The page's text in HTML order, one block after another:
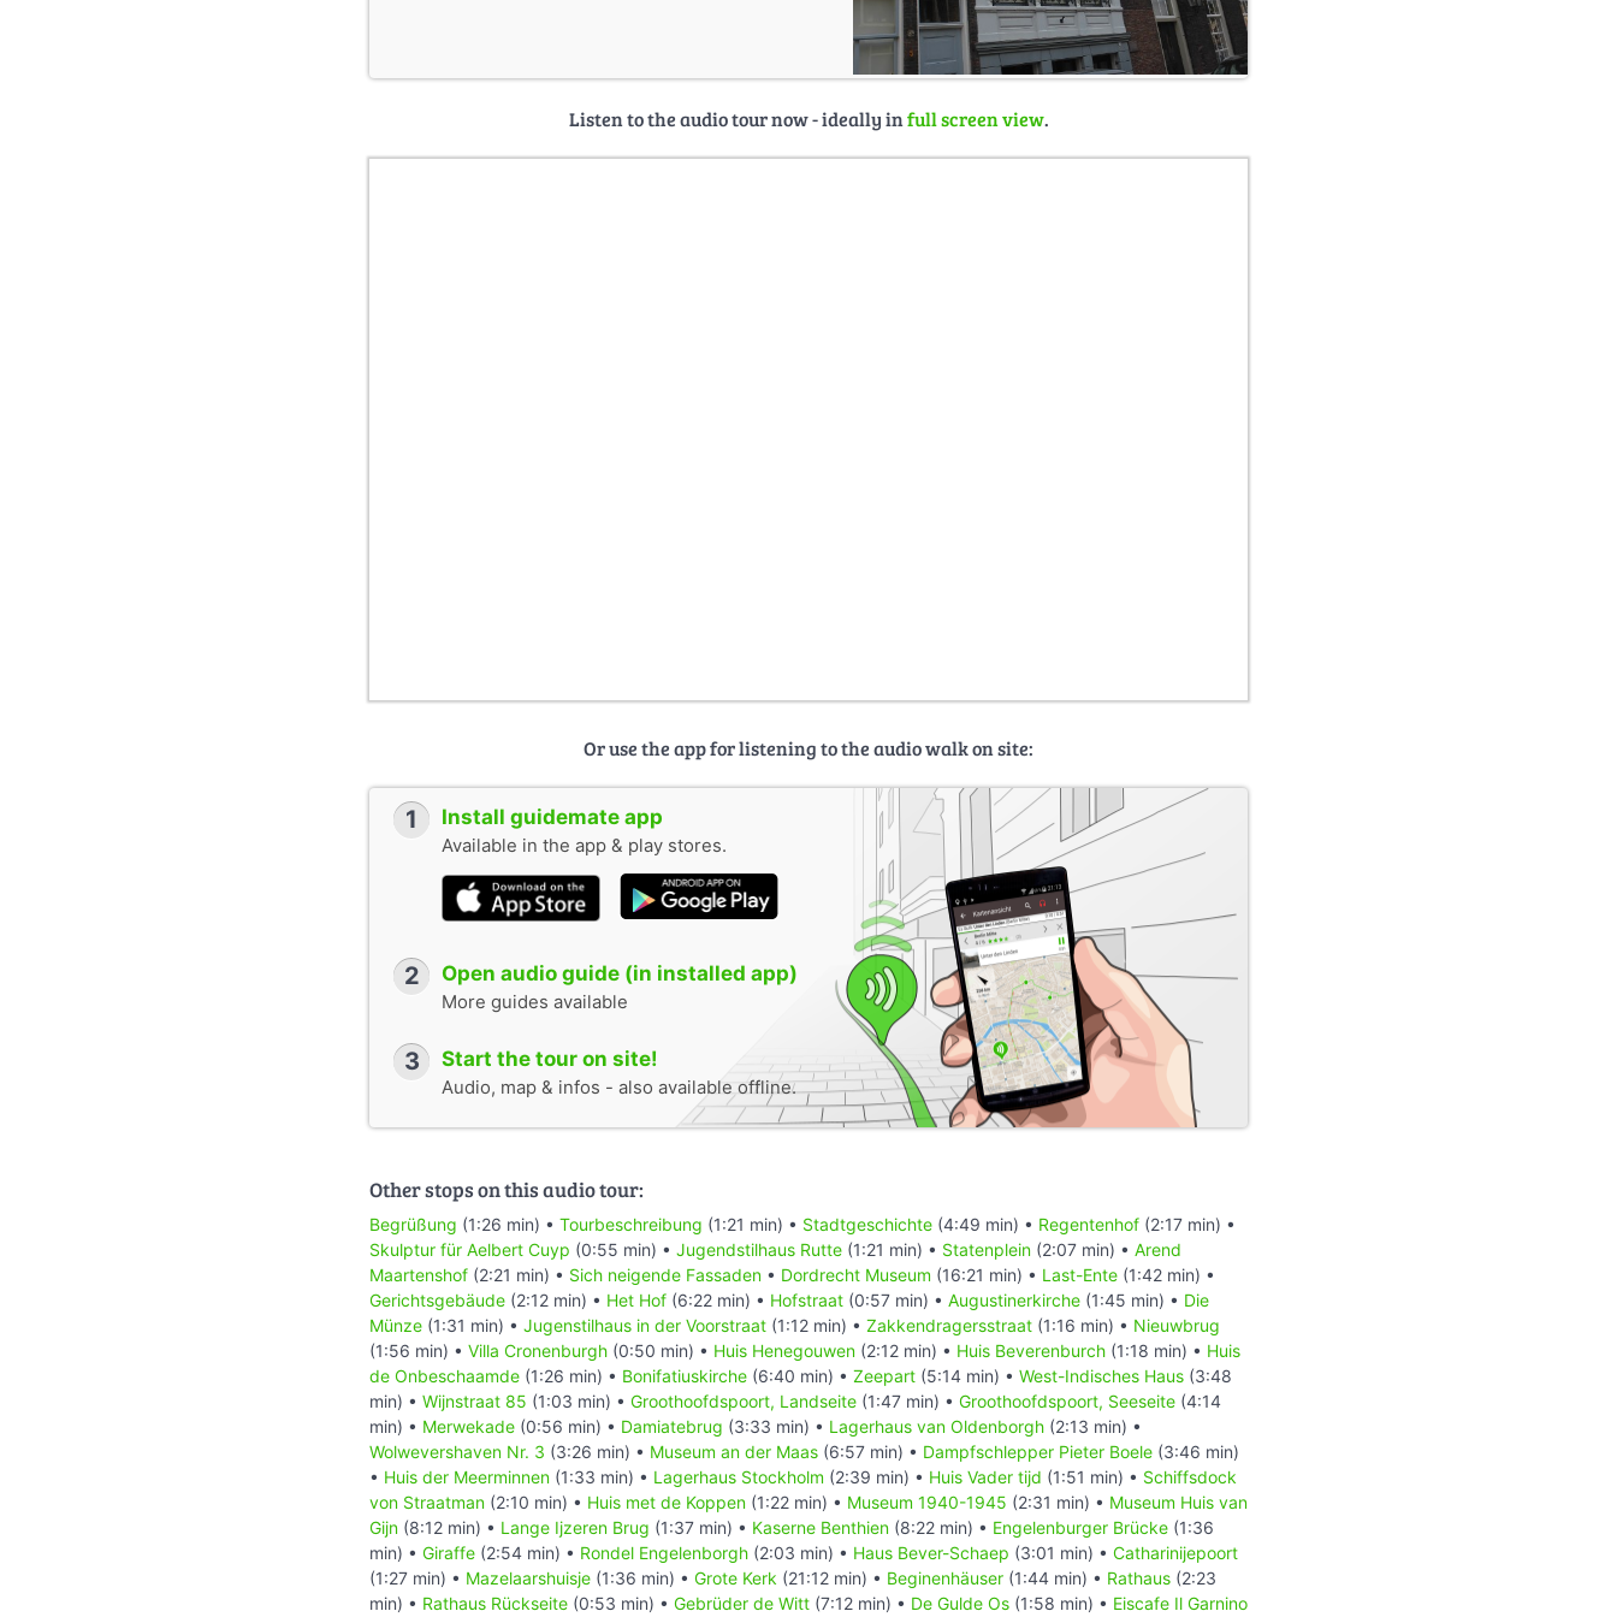
Listen to the audio tour now - ideally infull screen view.
Or use the app for listening to the audio walk on site:
1 Install guidemate app
Available in the app & play stores.
2 Open audio guide (in installed app)
More guides available
3 Start the tour on site!
Audio, map & infos - also available offline.
Other stops on this audio tour:
Begrüßung (1:26 min) • Tourbeschreibung (1:21 min) • Stadtgeschichte (4:49 min) • Regentenhof (2:17 min) •
Skulptur für Aelbert Cuyp (0:55 min) • Jugendstilhaus Rutte (1:21 min) • Statenplein (2:07 min) • Arend
Maartenshof (2:21 min) • Sich neigende Fassaden • Dordrecht Museum (16:21 min) • Last-Ente (1:42 min) •
Gerichtsgebäude (2:12 min) • Het Hof (6:22 min) • Hofstraat (0:57 min) • Augustinerkirche (1:45 min) • Die
Münze (1:31 min) • Jugenstilhaus in der Voorstraat (1:12 min) • Zakkendragersstraat (1:16 min) • Nieuwbrug
(1:56 min) • Villa Cronenburgh (0:50 min) • Huis Henegouwen (2:12 min) • Huis Beverenburch (1:18 min) • Huis
de Onbeschaamde (1:26 min) • Bonifatiuskirche (6:40 min) • Zeepart (5:14 min) • West-Indisches Haus (3:48
min) • Wijnstraat 85 (1:03 min) • Groothoofdspoort, Landseite (1:47 min) • Groothoofdspoort, Seeseite (4:14
min) • Merwekade (0:56 min) • Damiatebrug (3:33 min) • Lagerhaus van Oldenborgh (2:13 min) •
Wolwevershaven Nr. 3 (3:26 min) • Museum an der Maas (6:57 min) • Dampfschlepper Pieter Boele (3:46 min)
• Huis der Meerminnen (1:33 min) • Lagerhaus Stockholm (2:39 min) • Huis Vader tijd (1:51 min) • Schiffsdock
von Straatman (2:10 min) • Huis met de Koppen (1:22 min) • Museum 1940-1945 (2:31 min) • Museum Huis van
Gijn (8:12 min) • Lange Ijzeren Brug (1:37 min) • Kaserne Benthien (8:22 min) • Engelenburger Brücke (1:36
min) • Giraffe (2:54 min) • Rondel Engelenborgh (2:03 min) • Haus Bever-Schaep (3:01 min) • Catharinijepoort
(1:27 min) • Mazelaarshuisje (1:36 min) • Grote Kerk (21:12 min) • Beginenhäuser (1:44 min) • Rathaus (2:23
min) • Rathaus Rückseite (0:53 min) • Gebrüder de Witt (7:12 min) • De Gulde Os (1:58 min) • Eiscafe Il Garnino